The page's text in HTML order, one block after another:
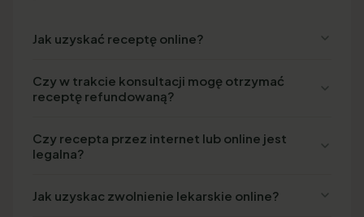
Jak uzyskać receptę online?
Czy w trakcie konsultacji mogę otrzymać
receptę refundowaną?
Czy recepta przez internet lub online jest
legalna?
Jak uzyskac zwolnienie lekarskie online?